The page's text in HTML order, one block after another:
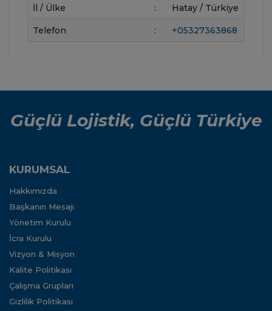
İl / Ülke : Hatay / Türkiye
Telefon : +05327363868
Güçlü Lojistik, Güçlü Türkiye
KURUMSAL
Hakkımızda
Başkanın Mesajı
Yönetim Kurulu
İcra Kurulu
Vizyon & Misyon
Kalite Politikası
Çalışma Grupları
Gizlilik Politikası